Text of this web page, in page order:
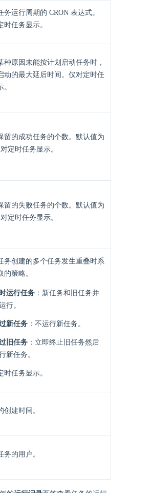
务运行周期的 CRON 表达式。
时任务显示。
种原因未能按计划启动任务时，
动的最大延后时间。仅对定时任
。
留的成功任务的个数。默认值为
定时任务显示。
留的失败任务的个数。默认值为
定时任务显示。
务创建的多个任务发生重叠时系
的策略。
运行任务 ：新任务和旧任务并
行。
新任务 ：不运行新任务。
旧任务 ：立即终止旧任务然后
新任务。
时任务显示。
创建时间。
务的用户。